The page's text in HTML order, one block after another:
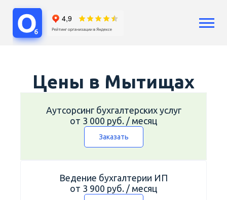
Бухгалтерия ООО
Сопровождение бизнеса
Воинский учет
Регистрация бизнеса
Юридические услуги
Цены в Мытищах
Аутсорсинг бухгалтерских услуг
от 3 000 руб. / месяц
Заказать
Ведение бухгалтерии ИП
от 3 900 руб. / месяц